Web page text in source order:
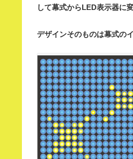
して幕式からLED表示器に
デザインそのものは幕式の